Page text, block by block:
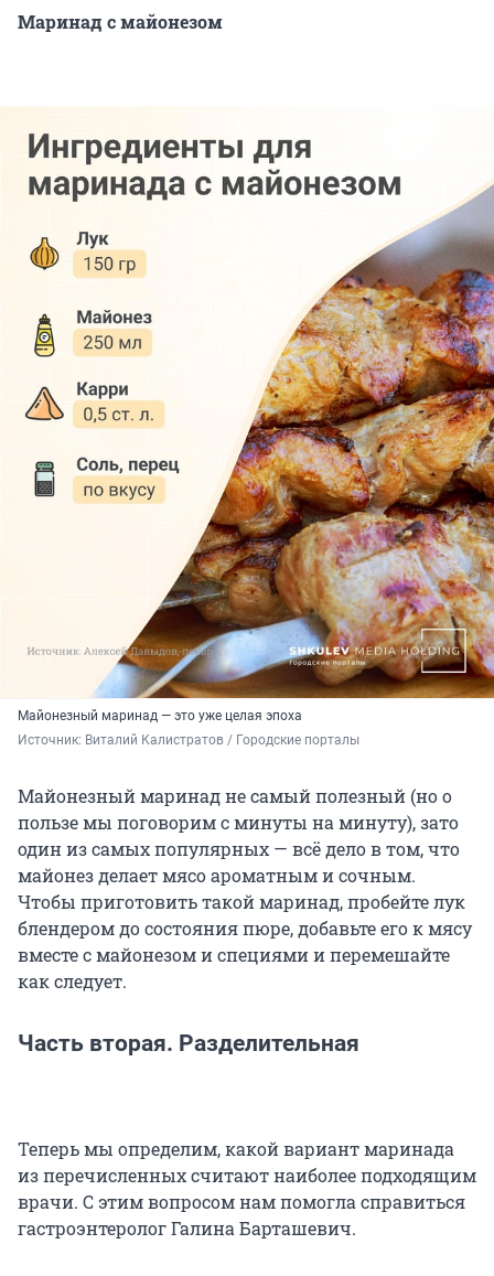
Маринад с майонезом
Майонезный маринад — это уже целая эпоха
Источник: Виталий Калистратов / Городские порталы
Майонезный маринад не самый полезный (но о
пользе мы поговорим с минуты на минуту), зато
один из самых популярных — всё дело в том, что
майонез делает мясо ароматным и сочным.
Чтобы приготовить такой маринад, пробейте лук
блендером до состояния пюре, добавьте его к мясу
вместе с майонезом и специями и перемешайте
как следует.
Часть вторая. Разделительная
Теперь мы определим, какой вариант маринада
из перечисленных считают наиболее подходящим
врачи. С этим вопросом нам помогла справиться
гастроэнтеролог Галина Барташевич.